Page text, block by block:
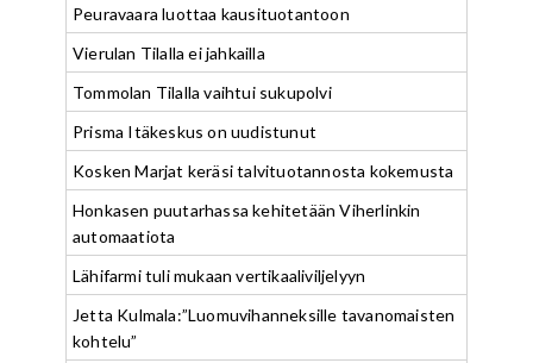
Peuravaara luottaa kausituotantoon
Vierulan Tilalla ei jahkailla
Tommolan Tilalla vaihtui sukupolvi
Prisma Itäkeskus on uudistunut
Kosken Marjat keräsi talvituotannosta kokemusta
Honkasen puutarhassa kehitetään Viherlinkin
automaatiota
Lähifarmi tuli mukaan vertikaaliviljelyyn
Jetta Kulmala:”Luomuvihanneksille tavanomaisten
kohtelu”